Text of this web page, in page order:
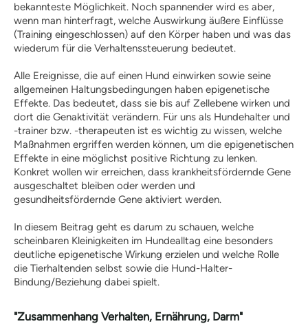
Bekanntmachungen
Archiv
Mitgliederbetriebe
Hundehalter
Hundeschule finden
Hundeschulen-Verzeichnis
Ausbildung Hund +
Halter
Hundeführerschein
Anerkennung |
Vergünstigungen
Informationen zur Prüfung
Übungstest Online
kostenloser Übungstest
Vollversion – alle Fragen
Prüfungsaufgaben Praxisteil
Prüfungstermine
bekannteste Möglichkeit. Noch spannender wird es aber,
wenn man hinterfragt, welche Auswirkung äußere Einflüsse
(Training eingeschlossen) auf den Körper haben und was das
wiederum für die Verhaltenssteuerung bedeutet.
Alle Ereignisse, die auf einen Hund einwirken sowie seine
allgemeinen Haltungsbedingungen haben epigenetische
Effekte. Das bedeutet, dass sie bis auf Zellebene wirken und
dort die Genaktivität verändern. Für uns als Hundehalter und
-trainer bzw. -therapeuten ist es wichtig zu wissen, welche
Maßnahmen ergriffen werden können, um die epigenetischen
Effekte in eine möglichst positive Richtung zu lenken.
Konkret wollen wir erreichen, dass krankheitsfördernde Gene
ausgeschaltet bleiben oder werden und
gesundheitsfördernde Gene aktiviert werden.
In diesem Beitrag geht es darum zu schauen, welche
scheinbaren Kleinigkeiten im Hundealltag eine besonders
deutliche epigenetische Wirkung erzielen und welche Rolle
die Tierhaltenden selbst sowie die Hund-Halter-
Bindung/Beziehung dabei spielt.
"Zusammenhang Verhalten, Ernährung, Darm"